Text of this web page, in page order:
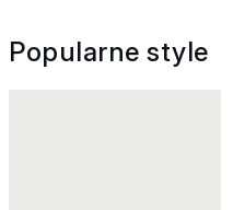
Popularne style